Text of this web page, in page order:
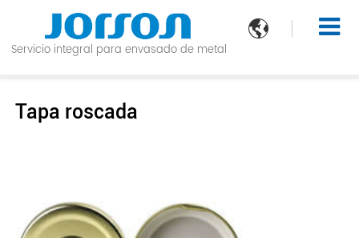

Servicio integral para envasado de metal
Tapa roscada